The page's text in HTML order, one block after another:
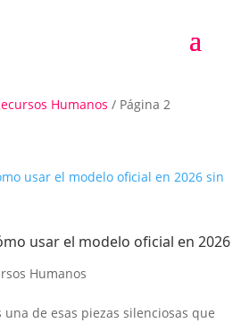
Humanos / Página 2
usar el modelo oficial en 2026
Humanos
de esas piezas silenciosas que